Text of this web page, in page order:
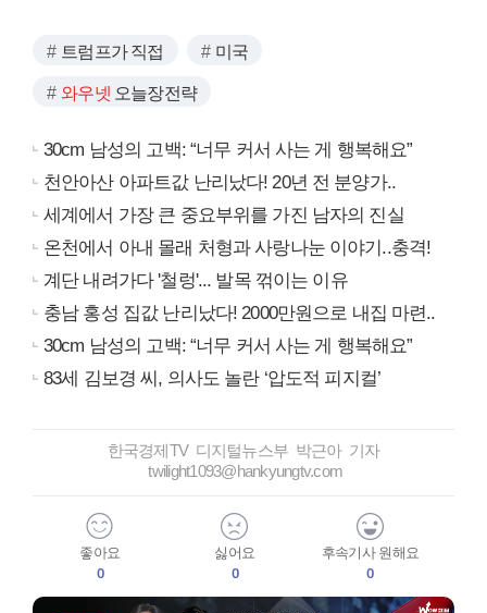
트럼프가 직접 미국
와우넷 오늘장전략
30cm 남성의 고백: “너무 커서 사는 게 행복해요”
천안아산 아파트값 난리났다! 20년 전 분양가..
세계에서 가장 큰 중요부위를 가진 남자의 진실
온천에서 아내 몰래 처형과 사랑나눈 이야기..충격!
계단 내려가다 '철렁'... 발목 꺾이는 이유
충남 홍성 집값 난리났다! 2000만원으로 내집 마련..
30cm 남성의 고백: “너무 커서 사는 게 행복해요”
83세 김보경 씨, 의사도 놀란 ‘압도적 피지컬’
한국경제TV 디지털뉴스부 박근아 기자
twilight1093@hankyungtv.com
좋아요
0
싫어요
0
후속기사 원해요
0